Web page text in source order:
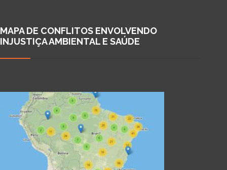
MAPA DE CONFLITOS ENVOLVENDO
INJUSTIÇA AMBIENTAL E SAÚDE